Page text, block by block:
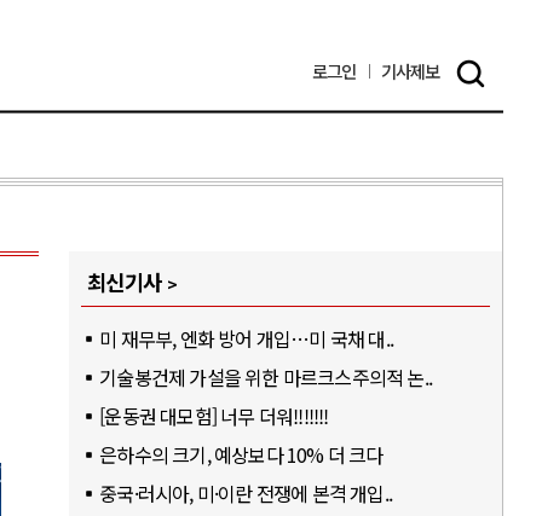
로그인 기사제보
최신기사
미 재무부, 엔화 방어 개입…미 국채 대..
기술봉건제 가설을 위한 마르크스주의적 논..
[운동권 대모험] 너무 더워!!!!!!!
은하수의 크기, 예상보다 10% 더 크다
중국·러시아, 미·이란 전쟁에 본격 개입..